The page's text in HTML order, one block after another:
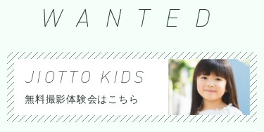
WANTED
JIOTTO KIDS
無料撮影体験会はこちら